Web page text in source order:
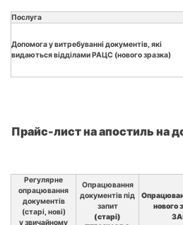
Послуга
Допомога у витребуванні документів, які
видаються відділами РАЦС (нового зразка)
Прайс-лист на апостиль на
Регулярне
опрацювання
документів
(старі, нові)
у звичайному
Опрацювання
документів під
запит
(старі)
нового